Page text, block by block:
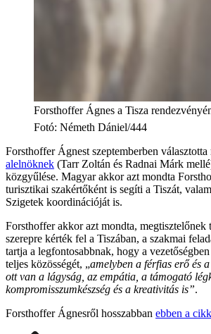
Forsthoffer Ágnes a Tisza
Fotó: Németh Dániel/444
Forsthoffer Ágnest szeptemberben választotta
alelnöknek (Tarr Zoltán és Radnai Márk
közgyűlése. Magyar akkor azt mondta
turisztikai szakértőként is segíti a Tiszát,
Szigetek koordinációját is.
Forsthoffer akkor azt mondta, megtisztelőnek
szerepre kérték fel a Tiszában, a szakmai
tartja a legfontosabbnak, hogy a
teljes közösségét, „amelyben a férfias erő és
ott van a lágyság, az empátia, a támogató
kompromisszumkészség és a kreativitás is”.
Forsthoffer Ágnesről hosszabban ebben a